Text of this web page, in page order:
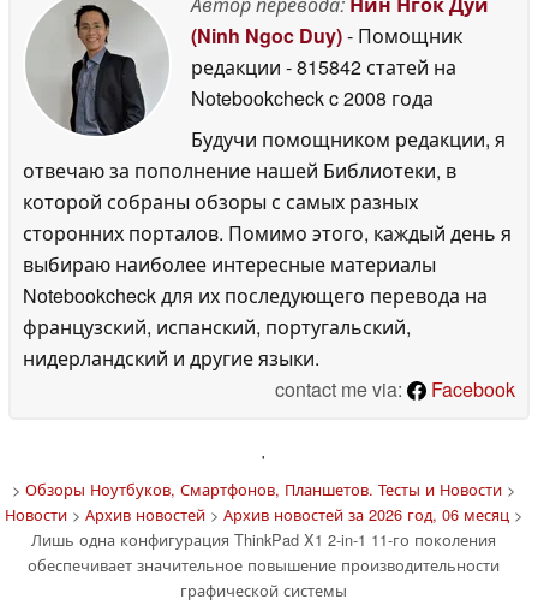
(Ninh Ngoc Duy)- Помощник
редакции - 815842 статей на
Notebookcheckc 2008 года
Будучи помощником редакции, я
отвечаю за пополнение нашей Библиотеки, в
которой собраны обзоры с самых разных
сторонних порталов. Помимо этого, каждый день я
выбираю наиболее интересные материалы
Notebookcheck для их последующего перевода на
французский, испанский, португальский,
нидерландский и другие языки.
contact me via:
Facebook
'
> Обзоры Ноутбуков, Смартфонов, Планшетов. Тесты и Новости>
Новости> Архив новостей> Архив новостей за 2026 год, 06 месяц >
Лишь одна конфигурация ThinkPad X1 2-in-1 11-го поколения
обеспечивает значительное повышение производительности
графической системы